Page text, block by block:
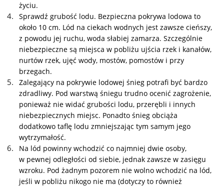
życiu.
Sprawdź grubość lodu. Bezpieczna pokrywa lodowa to
około 10 cm. Lód na ciekach wodnych jest zawsze cieńszy,
z powodu jej ruchu, woda słabiej zamarza. Szczególnie
niebezpieczne są miejsca w pobliżu ujścia rzek i kanałów,
nurtów rzek, ujęć wody, mostów, pomostów i przy
brzegach.
Zalegający na pokrywie lodowej śnieg potrafi być bardzo
zdradliwy. Pod warstwą śniegu trudno ocenić zagrożenie,
ponieważ nie widać grubości lodu, przerębli i innych
niebezpiecznych miejsc. Ponadto śnieg obciąża
dodatkowo taflę lodu zmniejszając tym samym jego
wytrzymałość.
Na lód powinny wchodzić co najmniej dwie osoby,
w pewnej odległości od siebie, jednak zawsze w zasięgu
wzroku. Pod żadnym pozorem nie wolno wchodzić na lód,
jeśli w pobliżu nikogo nie ma (dotyczy to również